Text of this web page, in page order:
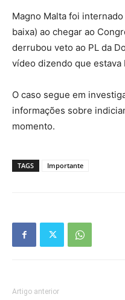
Magno Malta foi
baixa) ao chegar ao
derrubou veto ao PL da
vídeo dizendo que estava
O caso segue em
informações sobre
momento.
TAGS Importante
Artigo anterior